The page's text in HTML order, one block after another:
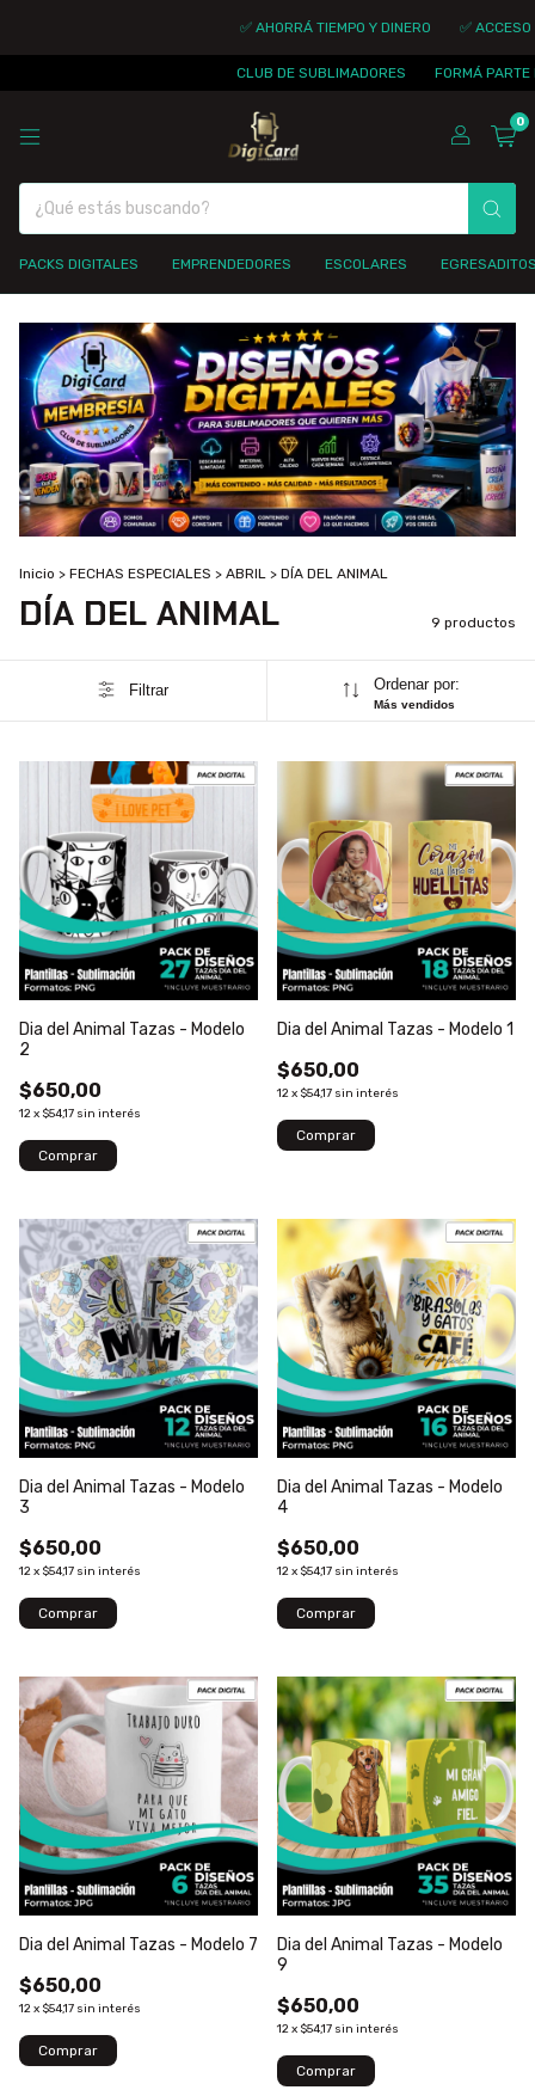
✅ AHORRÁ TIEMPO Y DINERO ✅ ACCESO
CLUB DE SUBLIMADORES FORMÁ PARTE DE LA
0
PACKS DIGITALES EMPRENDEDORES ESCOLARES
Inicio > FECHAS ESPECIALES > ABRIL > DÍA DEL ANIMAL
DÍA DEL ANIMAL 9 productos
Filtrar Ordenar por:
Más vendidos
Dia del Animal Tazas - Modelo
2
$650,00
12x $54,17 sin interés
Dia del Animal Tazas - Modelo 1
$650,00
12x $54,17 sin interés
Dia del Animal Tazas - Modelo
3
$650,00
12x $54,17 sin interés
Dia del Animal Tazas - Modelo
4
$650,00
12x $54,17 sin interés
Dia del Animal Tazas - Modelo 7
$650,00
12x $54,17 sin interés
Dia del Animal Tazas - Modelo
9
$650,00
12x $54,17 sin interés